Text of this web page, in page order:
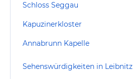
Schloss Seggau
Kapuzinerkloster
Annabrunn Kapelle
Sehenswürdigkeiten in Leibnitz